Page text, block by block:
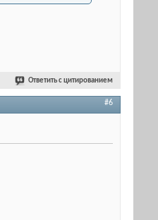
Ответить с цитированием
#6